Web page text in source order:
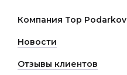
Компания Top Podarkov
Новости
Отзывы клиентов